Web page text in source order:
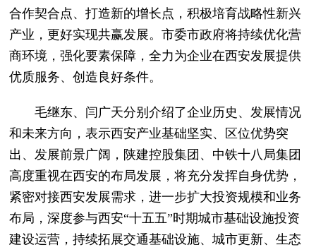
合作契合点、打造新的增长点，积极培育战略性新兴
产业，更好实现共赢发展。市委市政府将持续优化营
商环境，强化要素保障，全力为企业在西安发展提供
优质服务、创造良好条件。
毛继东、闫广天分别介绍了企业历史、发展情况
和未来方向，表示西安产业基础坚实、区位优势突
出、发展前景广阔，陕建控股集团、中铁十八局集团
高度重视在西安的布局发展，将充分发挥自身优势，
紧密对接西安发展需求，进一步扩大投资规模和业务
布局，深度参与西安“十五五”时期城市基础设施投资
建设运营，持续拓展交通基础设施、城市更新、生态